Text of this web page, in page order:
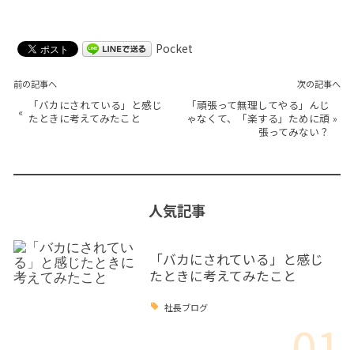
Pocket
前の記事へ
«
「バカにされている」と感じ
たときに考えてみたこと
次の記事へ
「頑張って無理してやる」んじ
ゃなくて、「楽する」ために頑
張ってみない？
»
人気記事
「バカにされている」と感じ
たときに考えてみたこと
社長ブログ